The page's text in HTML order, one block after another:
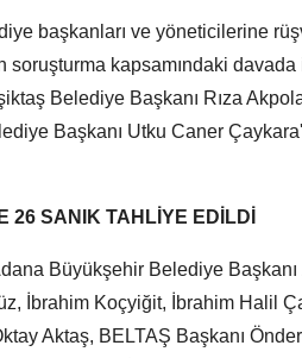
başkanları ve yöneticilerine
soruşturma kapsamındaki
Belediye Başkanı Rıza
Başkanı Utku Caner
26 SANIK TAHLİYE EDİLDİ
Büyükşehir Belediye Başkanı
İbrahim Koçyiğit, İbrahim Halil
Aktaş, BELTAŞ Başkanı